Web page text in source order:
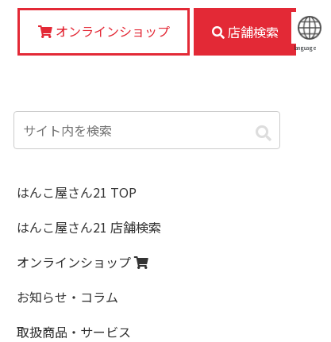
language
オンラインショップ 店舗検索
はんこ屋さん21 TOP
はんこ屋さん21 店舗検索
オンラインショップ
お知らせ・コラム
取扱商品・サービス